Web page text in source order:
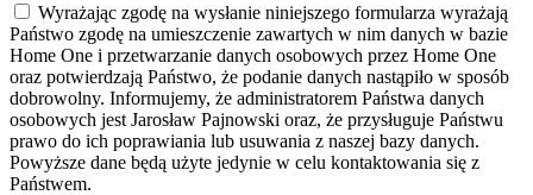
Wyrażając zgodę na wysłanie niniejszego formularza wyrażają
Państwo zgodę na umieszczenie zawartych w nim danych w bazie
Home One i przetwarzanie danych osobowych przez Home One
oraz potwierdzają Państwo, że podanie danych nastąpiło w sposób
dobrowolny. Informujemy, że administratorem Państwa danych
osobowych jest Jarosław Pajnowski oraz, że przysługuje Państwu
prawo do ich poprawiania lub usuwania z naszej bazy danych.
Powyższe dane będą użyte jedynie w celu kontaktowania się z
Państwem.